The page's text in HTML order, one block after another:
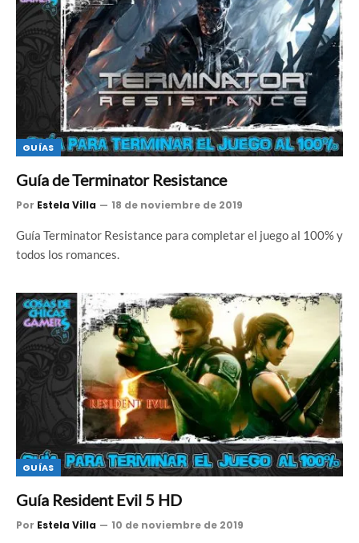
GUÍAS
Guía de Terminator Resistance
Por Estela Villa 18 de noviembre de 2019
Guía Terminator Resistance para completar el juego al 100% y
todos los romances.
GUÍAS
Guía Resident Evil 5 HD
Por Estela Villa 10 de noviembre de 2019